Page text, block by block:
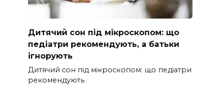
Дитячий сон під мікроскопом: що
педіатри рекомендують, а батьки
ігнорують
Дитячий сон під мікроскопом: що педіатри
рекомендують